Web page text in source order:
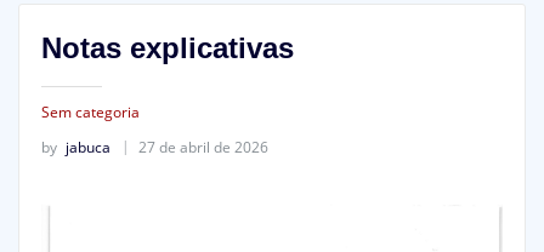
Notas explicativas
Sem categoria
by jabuca 27 de abril de 2026